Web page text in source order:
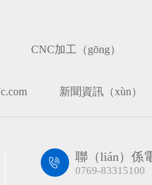
CNC加工（gōng）
新聞資訊（xùn）
聯（lián）係
0769-83315100